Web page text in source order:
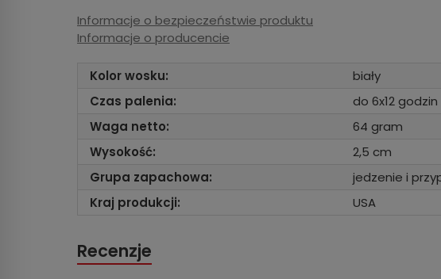
Informacje o bezpieczeństwie produktu
Informacje o producencie
Kolor wosku:
biały
Czas palenia:
do 6x12 godzin
Waga netto:
64 gram
Wysokość:
2,5 cm
Grupa zapachowa:
jedzenie i
Kraj produkcji:
USA
Recenzje